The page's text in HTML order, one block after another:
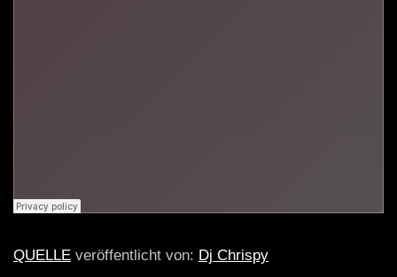
QUELLE veröffentlicht von: Dj Chrispy